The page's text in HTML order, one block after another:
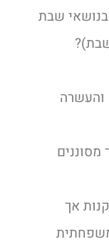
בנושאי שבת
והעשרה
מסוננים
אך